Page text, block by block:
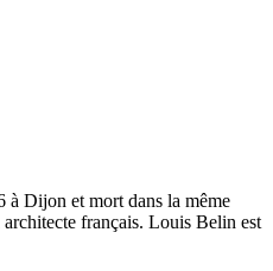
Dijon et mort dans la même
français. Louis Belin est